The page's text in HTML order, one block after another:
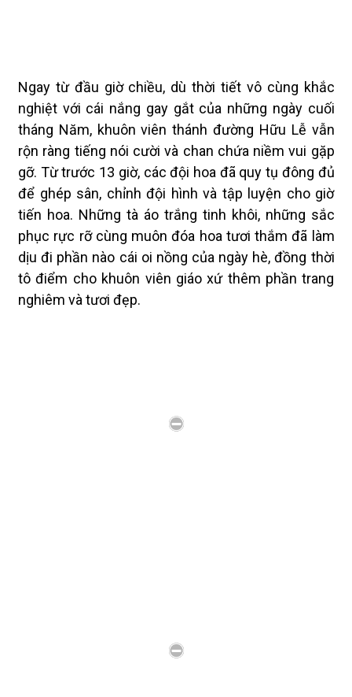
Ngay từ đầu giờ chiều, dù thời tiết vô cùng khắc
nghiệt với cái nắng gay gắt của những ngày cuối
tháng Năm, khuôn viên thánh đường Hữu Lễ vẫn
rộn ràng tiếng nói cười và chan chứa niềm vui gặp
gỡ. Từ trước 13 giờ, các đội hoa đã quy tụ đông đủ
để ghép sân, chỉnh đội hình và tập luyện cho giờ
tiến hoa. Những tà áo trắng tinh khôi, những sắc
phục rực rỡ cùng muôn đóa hoa tươi thắm đã làm
dịu đi phần nào cái oi nồng của ngày hè, đồng thời
tô điểm cho khuôn viên giáo xứ thêm phần trang
nghiêm và tươi đẹp.